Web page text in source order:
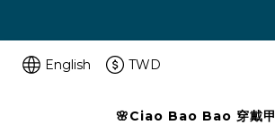
English TWD
🌸Ciao Bao Bao 穿戴甲